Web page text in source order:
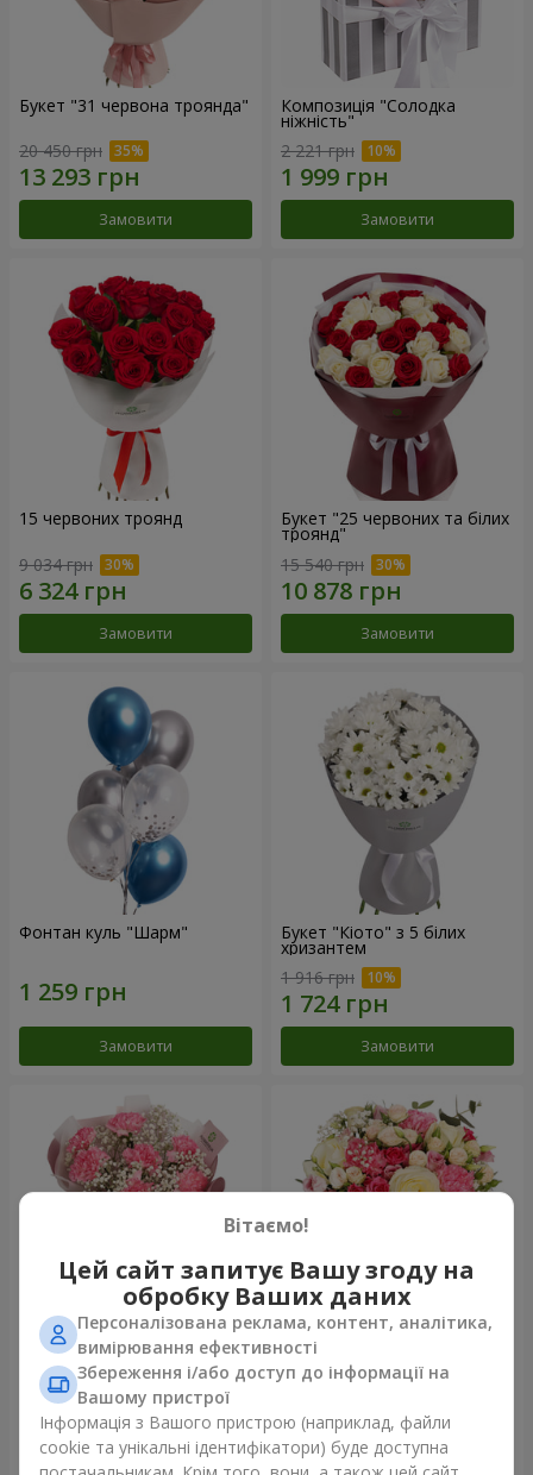
Букет "31 червона троянда"
20 450 грн
Замовити
Композиція "Солодка
ніжність"
2 221 грн
Замовити
15 червоних троянд
9 034 грн
Замовити
Букет "25 червоних та білих
троянд"
15 540 грн
Замовити
Фонтан куль "Шарм"
Замовити
Букет "Кіото" з 5 білих
хризантем
1 916 грн
Замовити
Букет "Королева
Карибського моря"
3 535 грн
Замовити
Квіти в коробці "Помпадур"
Замовити
Вітаємо!
Цей сайт запитує Вашу згоду на
обробку Ваших даних
Персоналізована реклама, контент, аналітика,
вимірювання ефективності
Збереження і/або доступ до інформації на
Вашому пристрої
Інформація з Вашого пристрою (наприклад, файли
cookie та унікальні ідентифікатори) буде доступна